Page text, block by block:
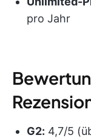
pro Jahr
G2: 4,7/5